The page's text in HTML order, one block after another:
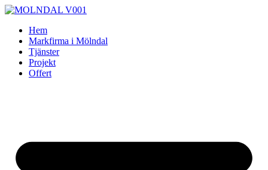
Skip
contentHem
Markfirma i Mölndal
Tjänster
Projekt
Offert